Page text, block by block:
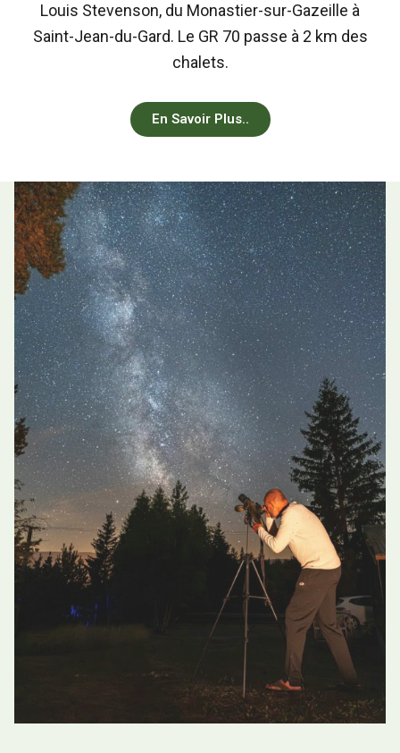
Louis Stevenson, du Monastier-sur-Gazeille à
Saint-Jean-du-Gard. Le GR 70 passe à 2 km des
chalets.
En Savoir Plus..